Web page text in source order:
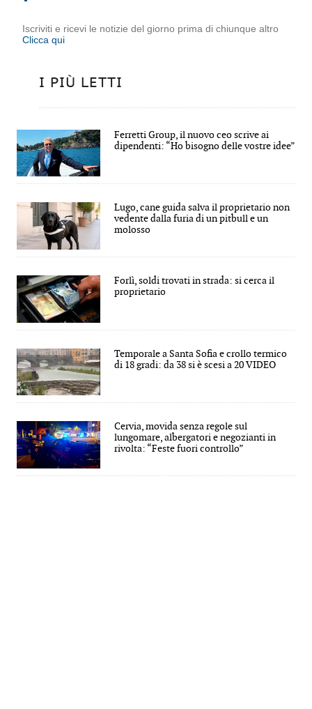
Iscriviti e ricevi le notizie del giorno prima di chiunque altro
Clicca qui
I PIÙ LETTI
Ferretti Group, il nuovo ceo scrive ai
dipendenti: “Ho bisogno delle vostre idee”
Lugo, cane guida salva il proprietario non
vedente dalla furia di un pitbull e un
molosso
Forlì, soldi trovati in strada: si cerca il
proprietario
Temporale a Santa Sofia e crollo termico
di 18 gradi: da 38 si è scesi a 20 VIDEO
Cervia, movida senza regole sul
lungomare, albergatori e negozianti in
rivolta: “Feste fuori controllo”